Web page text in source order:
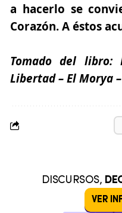
a hacerlo se
Corazón.A éstos
Tomado del libro:
Libertad– El Morya
DISCURSOS,
VER